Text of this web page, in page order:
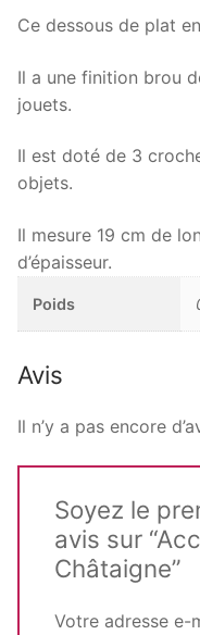
Ce dessous de plat
Il a une finition brou
jouets.
Il est doté de 3
objets.
Il mesure 19 cm de
d’épaisseur.
Poids
Avis
Il n’y a pas encore
Soyez le
avis sur
Châtaigne”
Votre adresse e-